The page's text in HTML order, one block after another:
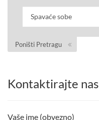
Poništi Pretragu
Kontaktirajte nas
Vaše ime (obvezno)